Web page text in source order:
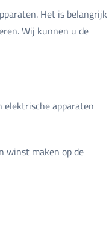
Het is belangrijk
Wij kunnen u de
elektrische apparaten
winst maken op de